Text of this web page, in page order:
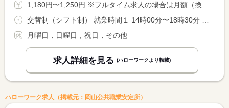
1,180円〜1,250円 ※フルタイム求人の場合は月額（換算額）、パート求人の場合は時間額を表示しています。
交替制（シフト制） 就業時間１ 14時00分〜18時30分 又は 10時00分〜18時30分の時間の間の4時間以上 就業時間に関する特記事項 １３時から１８時３０分までの間で検討しています。 <BR> <BR> １４時から１８時３０分 火水木金土 勤務がありがたいです
月曜日，日曜日，祝日，その他
求人詳細を見る (ハローワークより転載)
ハローワーク求人（掲載元：岡山公共職業安定所）